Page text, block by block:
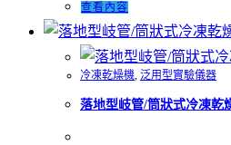
查看內容
冷凍乾燥機, 泛用型實驗儀器
落地型岐管/筒狀式冷凍乾